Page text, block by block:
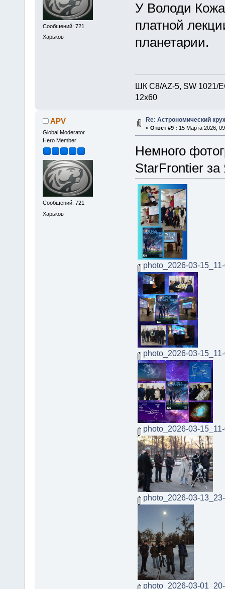
Сообщений: 721
Харьков
У Володи
платной
планетарии.
ШК С8/AZ-5, SW 1021/
12х60
APV
Global Moderator
Hero Member
Сообщений: 721
Харьков
Re: Астрономический
« Ответ #9 : 15 Марта 2026,
Немного
StarFrontier
photo_2026-03-
photo_2026-03-
photo_2026-03-
photo_2026-03-
photo_2026-03-